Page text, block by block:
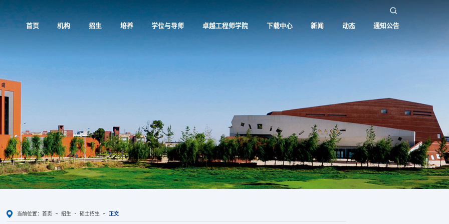
首页 机构 招生 培养 学位与导师 卓越工程师学院 下载中心 新闻 动态 通知公告
当前位置： 首页 招生 硕士招生 正文